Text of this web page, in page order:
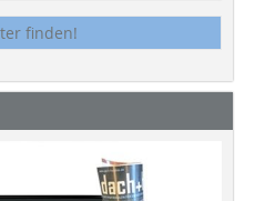
finden!